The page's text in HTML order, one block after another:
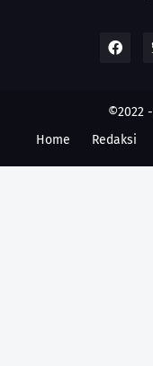
©2022 -
Home
Redaksi